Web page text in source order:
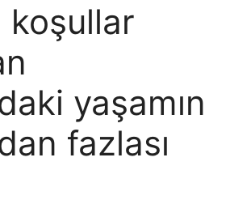
koşullar
yaşamın
fazlası